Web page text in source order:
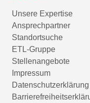
Unsere Expertise
Ansprechpartner
Standortsuche
ETL-Gruppe
Stellenangebote
Impressum
Datenschutzerklärung